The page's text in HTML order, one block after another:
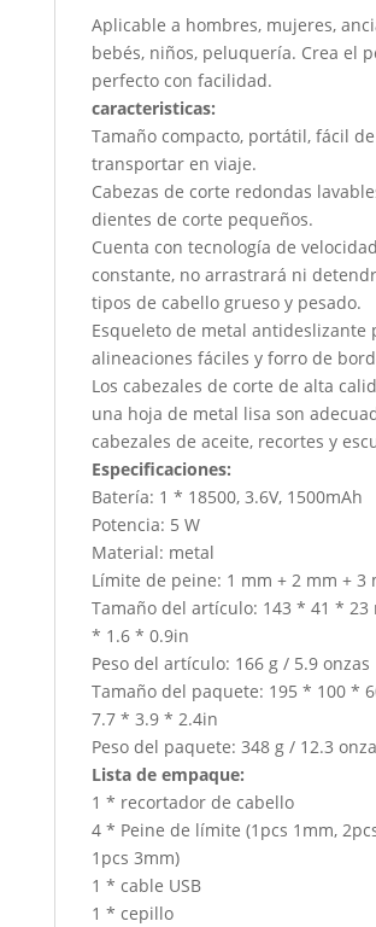
Aplicable a hombres, mujeres,
bebés, niños, peluquería. Crea el
perfecto con facilidad.
caracteristicas:
Tamaño compacto, portátil, fácil de
transportar en viaje.
Cabezas de corte redondas
dientes de corte pequeños.
Cuenta con tecnología de velocidad
constante, no arrastrará ni
tipos de cabello grueso y pesado.
Esqueleto de metal antideslizante
alineaciones fáciles y forro de
Los cabezales de corte de alta
una hoja de metal lisa son
cabezales de aceite, recortes y
Especificaciones:
Batería: 1 * 18500, 3.6V, 1500mAh
Potencia: 5 W
Material: metal
Límite de peine: 1 mm + 2 mm + 3
Tamaño del artículo: 143 * 41 * 23
* 1.6 * 0.9in
Peso del artículo: 166 g / 5.9 onzas
Tamaño del paquete: 195 * 100 *
7.7 * 3.9 * 2.4in
Peso del paquete: 348 g / 12.3
Lista de empaque:
1 * recortador de cabello
4 * Peine de límite (1pcs 1mm,
1pcs 3mm)
1 * cable USB
1 * cepillo